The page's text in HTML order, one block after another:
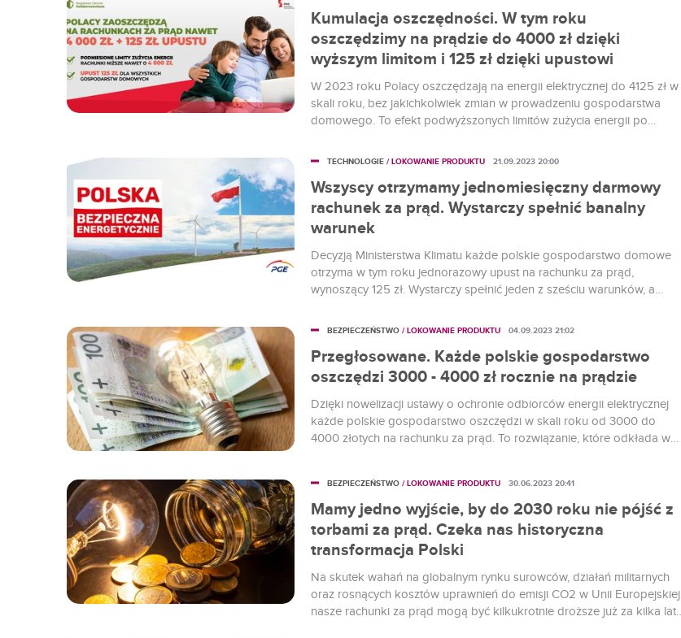
Kumulacja oszczędności. W tym roku
oszczędzimy na prądzie do 4000 zł dzięki
wyższym limitom i 125 zł dzięki upustowi
W 2023 roku Polacy oszczędzają na energii elektrycznej do 4125 zł w
skali roku, bez jakichkolwiek zmian w prowadzeniu gospodarstwa
domowego. To efekt podwyższonych limitów zużycia energii po
Wszyscy otrzymamy jednomiesięczny darmowy
rachunek za prąd. Wystarczy spełnić banalny
warunek
Decyzją Ministerstwa Klimatu każde polskie gospodarstwo domowe
otrzyma w tym roku jednorazowy upust na rachunku za prąd,
wynoszący 125 zł. Wystarczy spełnić jeden z sześciu warunków, a
TECHNOLOGIE / LOKOWANIE PRODUKTU 21.09.2023 20:00
Przegłosowane. Każde polskie gospodarstwo
oszczędzi 3000 - 4000 zł rocznie na prądzie
Dzięki nowelizacji ustawy o ochronie odbiorców energii elektrycznej
każde polskie gospodarstwo oszczędzi w skali roku od 3000 do
4000 złotych na rachunku za prąd. To rozwiązanie, które odkłada w
energetyki.
BEZPIECZEŃSTWO / LOKOWANIE PRODUKTU 04.09.2023 21:02
Mamy jedno wyjście, by do 2030 roku nie pójść z
torbami za prąd. Czeka nas historyczna
transformacja Polski
Na skutek wahań na globalnym rynku surowców, działań militarnych
oraz rosnących kosztów uprawnień do emisji CO2 w Unii Europejskiej
nasze rachunki za prąd mogą być kilkukrotnie droższe już za kilka lat.
BEZPIECZEŃSTWO / LOKOWANIE PRODUKTU 30.06.2023 20:41